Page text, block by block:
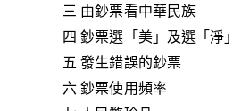
三 由鈔票看中華民族
四 鈔票選「美」及選「淨」
五 發生錯誤的鈔票
六 鈔票使用頻率